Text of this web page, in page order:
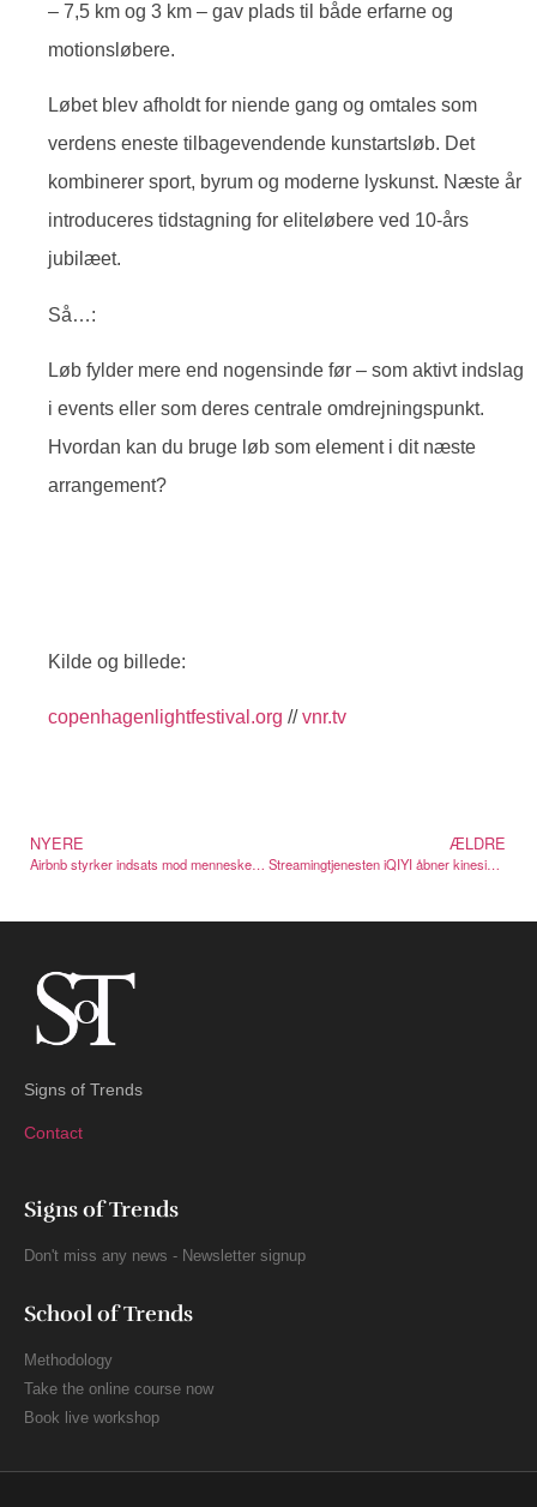
– 7,5 km og 3 km – gav plads til både erfarne og
motionsløbere.
Løbet blev afholdt for niende gang og omtales som
verdens eneste tilbagevendende kunstartsløb. Det
kombinerer sport, byrum og moderne lyskunst. Næste år
introduceres tidstagning for eliteløbere ved 10-års
jubilæet.
Så…:
Løb fylder mere end nogensinde før – som aktivt indslag
i events eller som deres centrale omdrejningspunkt.
Hvordan kan du bruge løb som element i dit næste
arrangement?
Kilde og billede:
copenhagenlightfestival.org //vnr.tv
NYERE
Airbnb styrker indsats mod menneskehandel i Super Bowl-ugen
ÆLDRE
Streamingtjenesten iQIYI åbner kinesisk temapark med VR og drama
Signs of Trends
Contact
Signs of Trends
Don't miss any news - Newsletter signup
School of Trends
Methodology
Take the online course now
Book live workshop